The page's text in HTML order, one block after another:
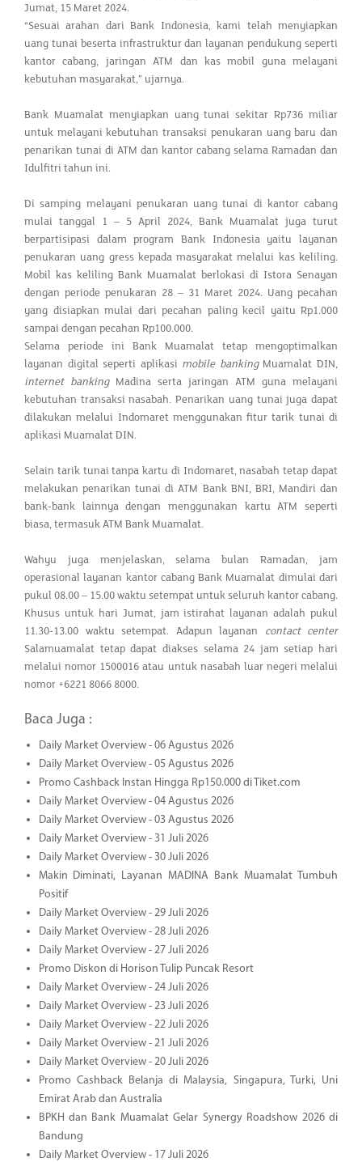
Jumat, 15 Maret 2024.
“Sesuai arahan dari Bank Indonesia, kami telah menyiapkan
uang tunai beserta infrastruktur dan layanan pendukung seperti
kantor cabang, jaringan ATM dan kas mobil guna melayani
kebutuhan masyarakat,” ujarnya.
Bank Muamalat menyiapkan uang tunai sekitar Rp736 miliar
untuk melayani kebutuhan transaksi penukaran uang baru dan
penarikan tunai di ATM dan kantor cabang selama Ramadan dan
Idulfitri tahun ini.
Di samping melayani penukaran uang tunai di kantor cabang
mulai tanggal 1 – 5 April 2024, Bank Muamalat juga turut
berpartisipasi dalam program Bank Indonesia yaitu layanan
penukaran uang gress kepada masyarakat melalui kas keliling.
Mobil kas keliling Bank Muamalat berlokasi di Istora Senayan
dengan periode penukaran 28 – 31 Maret 2024. Uang pecahan
yang disiapkan mulai dari pecahan paling kecil yaitu Rp1.000
sampai dengan pecahan Rp100.000.
Selama periode ini Bank Muamalat tetap mengoptimalkan
layanan digital seperti aplikasi mobile bankingMuamalat DIN,
internet bankingMadina serta jaringan ATM guna melayani
kebutuhan transaksi nasabah. Penarikan uang tunai juga dapat
dilakukan melalui Indomaret menggunakan fitur tarik tunai di
aplikasi Muamalat DIN.
Selain tarik tunai tanpa kartu di Indomaret, nasabah tetap dapat
melakukan penarikan tunai di ATM Bank BNI, BRI, Mandiri dan
bank-bank lainnya dengan menggunakan kartu ATM seperti
biasa, termasuk ATM Bank Muamalat.
Wahyu juga menjelaskan, selama bulan Ramadan, jam
operasional layanan kantor cabang Bank Muamalat dimulai dari
pukul 08.00 – 15.00 waktu setempat untuk seluruh kantor cabang.
Khusus untuk hari Jumat, jam istirahat layanan adalah pukul
11.30-13.00 waktu setempat. Adapun layanan contact center
Salamuamalat tetap dapat diakses selama 24 jam setiap hari
melalui nomor 1500016 atau untuk nasabah luar negeri melalui
nomor +6221 8066 8000.
Baca Juga :
Daily Market Overview - 06 Agustus 2026
Daily Market Overview - 05 Agustus 2026
Promo Cashback Instan Hingga Rp150.000 di Tiket.com
Daily Market Overview - 04 Agustus 2026
Daily Market Overview - 03 Agustus 2026
Daily Market Overview - 31 Juli 2026
Daily Market Overview - 30 Juli 2026
Makin Diminati, Layanan MADINA Bank Muamalat Tumbuh
Positif
Daily Market Overview - 29 Juli 2026
Daily Market Overview - 28 Juli 2026
Daily Market Overview - 27 Juli 2026
Promo Diskon di Horison Tulip Puncak Resort
Daily Market Overview - 24 Juli 2026
Daily Market Overview - 23 Juli 2026
Daily Market Overview - 22 Juli 2026
Daily Market Overview - 21 Juli 2026
Daily Market Overview - 20 Juli 2026
Promo Cashback Belanja di Malaysia, Singapura, Turki, Uni
Emirat Arab dan Australia
BPKH dan Bank Muamalat Gelar Synergy Roadshow 2026 di
Bandung
Daily Market Overview - 17 Juli 2026